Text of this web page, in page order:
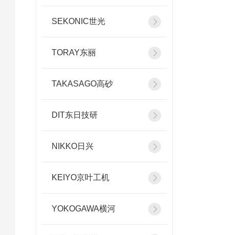
SEKONIC世光
TORAY东丽
TAKASAGO高砂
DIT东日技研
NIKKO日兴
KEIYO京叶工机
YOKOGAWA横河